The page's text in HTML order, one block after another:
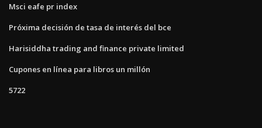
Msci eafe pr ​​index
Próxima decisión de tasa de interés del bce
Harisiddha trading and finance private limited
Cupones en línea para libros un millón
5722